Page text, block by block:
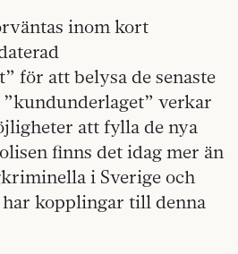
inom kort
för att belysa de senaste
verkar
att fylla de nya
finns det idag mer än
i Sverige och
kopplingar till denna